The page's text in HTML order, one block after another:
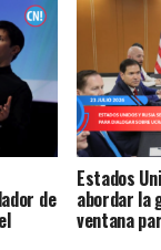
de
Estados
abordar la
ventana